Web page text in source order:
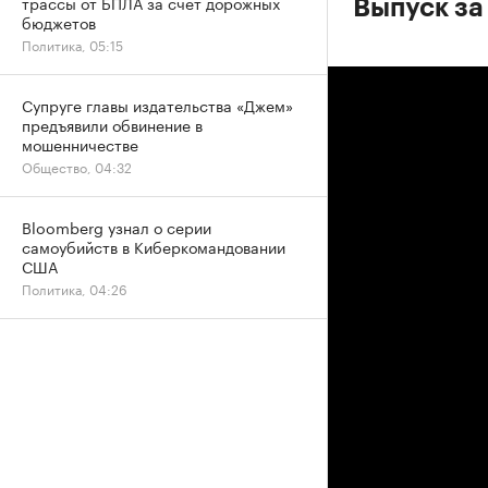
Выпуск
бюджетов
Политика, 05:15
Супруге главы издательства «Джем»
предъявили обвинение в
мошенничестве
Общество, 04:32
Bloomberg узнал о серии
самоубийств в Киберкомандовании
США
Политика, 04:26